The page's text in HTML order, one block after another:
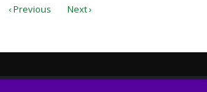
‹ Previous Next ›